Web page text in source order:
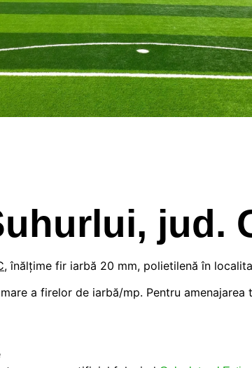
jud.
, înălțime fir iarbă 20 mm, polietilenă în
a firelor de iarbă/mp. Pentru amenajarea